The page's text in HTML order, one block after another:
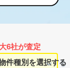
6社が査定